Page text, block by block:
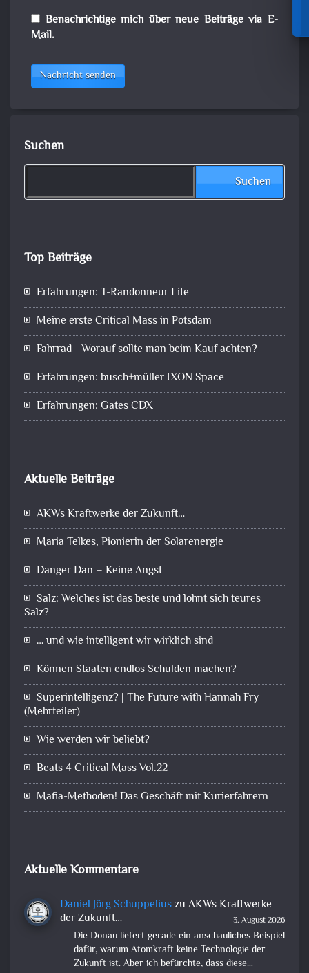
Benachrichtige mich über neue Beiträge via E-
Mail.
Nachricht senden
Suchen
Suchen
Top Beiträge
Erfahrungen: T-Randonneur Lite
Meine erste Critical Mass in Potsdam
Fahrrad - Worauf sollte man beim Kauf achten?
Erfahrungen: busch+müller IXON Space
Erfahrungen: Gates CDX
Aktuelle Beiträge
AKWs Kraftwerke der Zukunft…
Maria Telkes, Pionierin der Solarenergie
Danger Dan – Keine Angst
Salz: Welches ist das beste und lohnt sich teures
Salz?
… und wie intelligent wir wirklich sind
Können Staaten endlos Schulden machen?
Superintelligenz? | The Future with Hannah Fry
(Mehrteiler)
Wie werden wir beliebt?
Beats 4 Critical Mass Vol.22
Mafia-Methoden! Das Geschäft mit Kurierfahrern
Aktuelle Kommentare
Daniel Jörg Schuppeliuszu AKWs Kraftwerke
der Zukunft…
3. August 2026
Die Donau liefert gerade ein anschauliches Beispiel
dafür, warum Atomkraft keine Technologie der
Zukunft ist. Aber ich befürchte, dass diese…